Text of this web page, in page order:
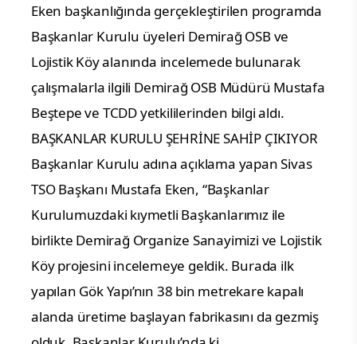
Eken başkanlığında gerçekleştirilen programda
Başkanlar Kurulu üyeleri Demirağ OSB ve
Lojistik Köy alanında incelemede bulunarak
çalışmalarla ilgili Demirağ OSB Müdürü Mustafa
Beştepe ve TCDD yetkililerinden bilgi aldı.
BAŞKANLAR KURULU ŞEHRİNE SAHİP ÇIKIYOR
Başkanlar Kurulu adına açıklama yapan Sivas
TSO Başkanı Mustafa Eken, “Başkanlar
Kurulumuzdaki kıymetli Başkanlarımız ile
birlikte Demirağ Organize Sanayimizi ve Lojistik
Köy projesini incelemeye geldik. Burada ilk
yapılan Gök Yapı’nın 38 bin metrekare kapalı
alanda üretime başlayan fabrikasını da gezmiş